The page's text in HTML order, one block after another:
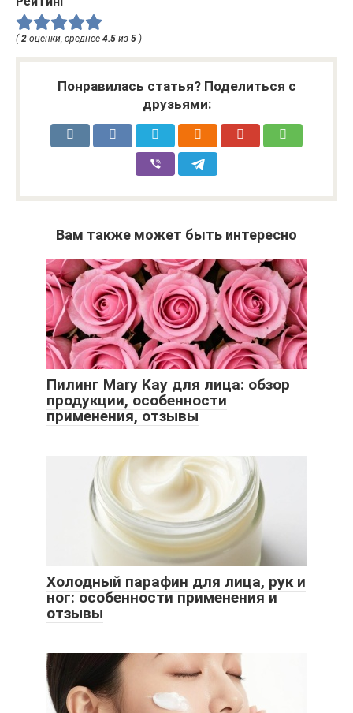
( 2 оценки, среднее 4.5 из 5 )
Понравилась статья? Поделиться с
друзьями:
Вам также может быть интересно
Пилинг Mary Kay для лица: обзор
продукции, особенности
применения, отзывы
Холодный парафин для лица, рук и
ног: особенности применения и
отзывы